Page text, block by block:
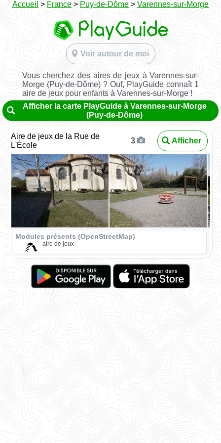
Accueil > France > Puy-de-Dôme > Varennes-sur-Morge
Voir autour de moi
Vous cherchez des aires de jeux à Varennes-sur-
Morge (Puy-de-Dôme) ? Ouf, PlayGuide connaît 1
aire de jeux pour enfants à Varennes-sur-Morge !
Afficher la carte PlayGuide à Varennes-sur-Morge
(Puy-de-Dôme)
Aire de jeux de la Rue de
L'École
3 Afficher
Modules présents (OpenStreetMap)
aire de jeux